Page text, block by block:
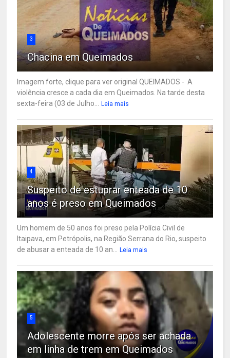
3
Chacina em Queimados
Imagem forte, clique para ver original QUEIMADOS - A
violência cresce a cada dia em Queimados. Na tarde desta
sexta-feira (03 de Julho...
Leia mais
4
Suspeito de estuprar enteada de 10
anos é preso em Queimados
Um homem de 50 anos foi preso pela Polícia Civil de
Itaipava, em Petrópolis, na Região Serrana do Rio, suspeito
de abusar a enteada de 10 an...
Leia mais
5
Adolescente morre após ser achada
em linha de trem em Queimados